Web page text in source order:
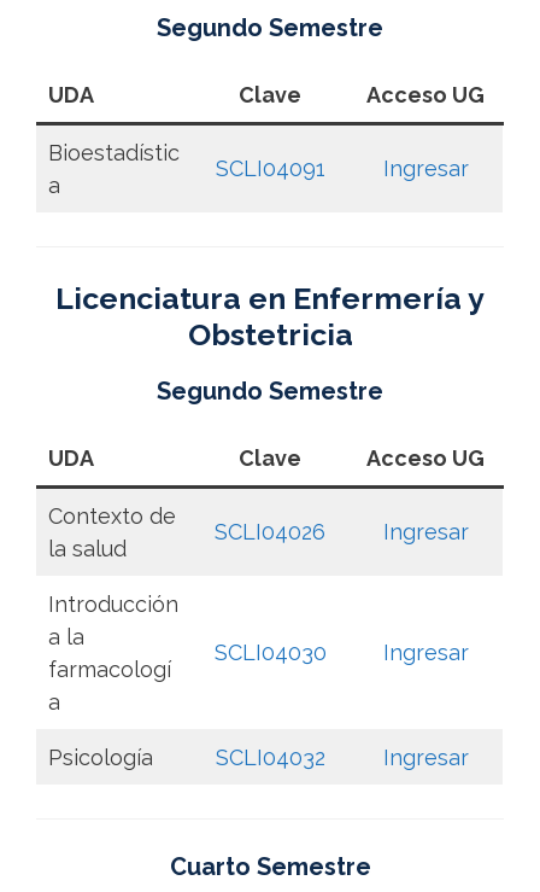
Segundo Semestre
UDA Clave Acceso UG
Bioestadístic
a
SCLI04091 Ingresar
Licenciatura en Enfermería y
Obstetricia
Segundo Semestre
UDA Clave Acceso UG
Contexto de
la salud
SCLI04026 Ingresar
Introducción
a la
farmacologí
a
SCLI04030 Ingresar
Psicología SCLI04032 Ingresar
Cuarto Semestre